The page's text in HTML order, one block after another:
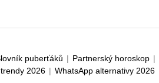
puberťáků | Partnerský horoskop |
2026 | WhatsApp alternativy 2026